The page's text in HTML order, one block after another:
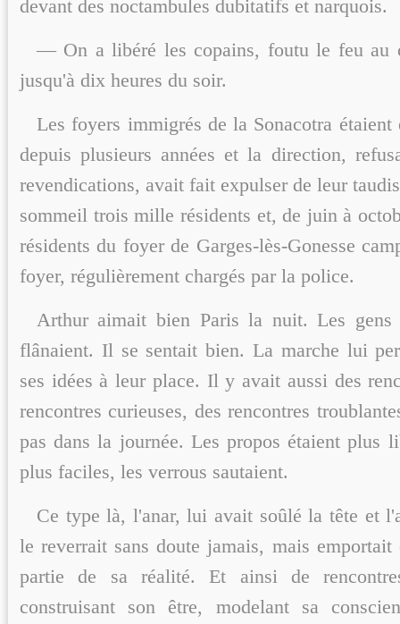
devant des noctambules dubitatifs et narquois.
— On a libéré les copains, foutu le feu au
jusqu'à dix heures du soir.
Les foyers immigrés de la Sonacotra
depuis plusieurs années et la direction,
revendications, avait fait expulser de leur
sommeil trois mille résidents et, de juin à
résidents du foyer de Garges-lès-Gonesse
foyer, régulièrement chargés par la police.
Arthur aimait bien Paris la nuit. Les gens
flânaient. Il se sentait bien. La marche lui
ses idées à leur place. Il y avait aussi des
rencontres curieuses, des rencontres
pas dans la journée. Les propos étaient plus
plus faciles, les verrous sautaient.
Ce type là, l'anar, lui avait soûlé la tête et
le reverrait sans doute jamais, mais
partie de sa réalité. Et ainsi de
construisant son être, modelant sa